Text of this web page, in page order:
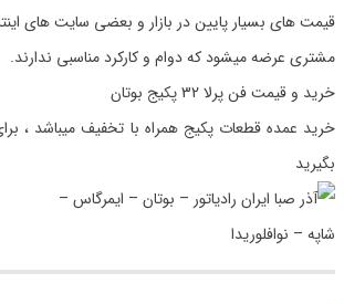
قیمت های بسیار پایین در بازار و بعضی سایت های
مشتری عرضه میشود که دوام و کارکرد مناسبی ندارند.
خرید و قیمت فن پرلا 32 پکیج بوتان
خرید عمده قطعات پکیج همراه با تخفیف میباشد ،
بگیرید